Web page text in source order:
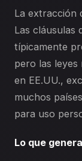
La extracción
Las cláusulas
típicamente
pero las leyes
en EE.UU.,
muchos
para uso
Lo que